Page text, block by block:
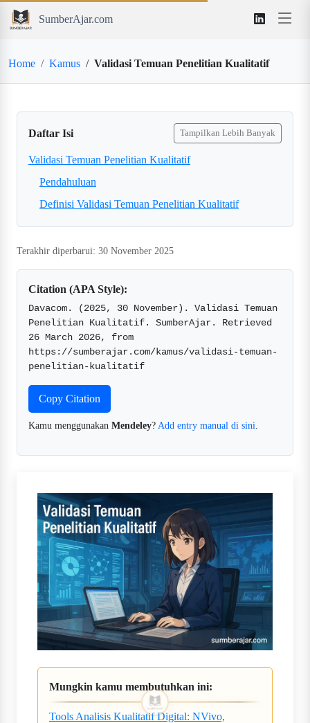
SumberAjar.com
Home Kamus Validasi Temuan Penelitian Kualitatif
Daftar Isi Tampilkan Lebih Banyak
Validasi Temuan Penelitian Kualitatif
Pendahuluan
Definisi Validasi Temuan Penelitian Kualitatif
Terakhir diperbarui: 30 November 2025
Citation (APA Style):
Davacom. (2025, 30 November). Validasi Temuan
Penelitian Kualitatif. SumberAjar. Retrieved
26 March 2026, from
https://sumberajar.com/kamus/validasi-temuan-
penelitian-kualitatif
Copy Citation
Kamu menggunakan Mendeley? Add entry manual di sini.
Mungkin kamu membutuhkan ini:
Tools Analisis Kualitatif Digital: NVivo,